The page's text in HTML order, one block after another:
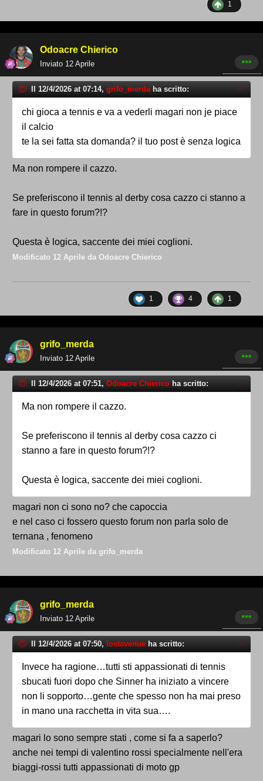
1
Odoacre Chierico
Inviato 12 Aprile
Il 12/4/2026 at 07:14, grifo_merdaha scritto:
chi gioca a tennis e va a vederli magari non je piace
il calcio
te la sei fatta sta domanda? il tuo post è senza logica
Ma non rompere il cazzo.
Se preferiscono il tennis al derby cosa cazzo ci stanno a
fare in questo forum?!?
Questa è logica, saccente dei miei coglioni.
Modificato 12 Aprile da Odoacre Chierico
1 4 1
grifo_merda
Inviato 12 Aprile
Il 12/4/2026 at 07:51, Odoacre Chierico ha scritto:
Ma non rompere il cazzo.
Se preferiscono il tennis al derby cosa cazzo ci
stanno a fare in questo forum?!?
Questa è logica, saccente dei miei coglioni.
magari non ci sono no? che capoccia
e nel caso ci fossero questo forum non parla solo de
ternana , fenomeno
Modificato 12 Aprile da grifo_merda
grifo_merda
Inviato 12 Aprile
Il 12/4/2026 at 07:50, lostavenue ha scritto:
Invece ha ragione…tutti sti appassionati di tennis
sbucati fuori dopo che Sinner ha iniziato a vincere
non li sopporto…gente che spesso non ha mai preso
in mano una racchetta in vita sua….
magari lo sono sempre stati , come si fa a saperlo?
anche nei tempi di valentino rossi specialmente nell'era
biaggi-rossi tutti appassionati di moto gp